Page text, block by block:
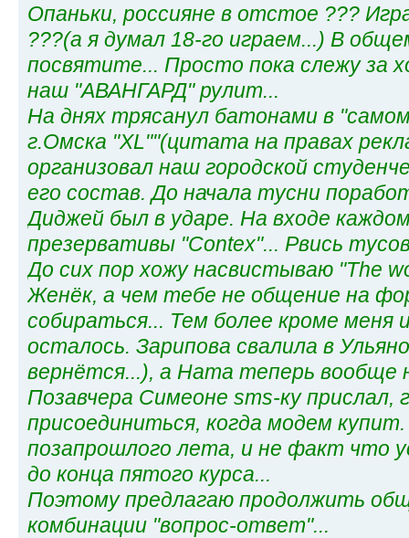
Опаньки, россияне в отстое ???
???(а я думал 18-го играем...) В
посвятите... Просто пока слежу за
наш "АВАНГАРД" рулит...
На днях трясанул батонами в
г.Омска "XL""(цитата на правах
организовал наш городской
его состав. До начала тусни
Диджей был в ударе. На входе
презервативы "Contex"... Рвись
До сих пор хожу насвистываю "The
Женёк, а чем тебе не общение на
собираться... Тем более кроме меня
осталось. Зарипова свалила в
вернётся...), а Ната теперь вообще
Позавчера Симеоне sms-ку прислал,
присоединиться, когда модем
позапрошлого лета, и не факт что
до конца пятого курса...
Поэтому предлагаю продолжить
комбинации "вопрос-ответ"...